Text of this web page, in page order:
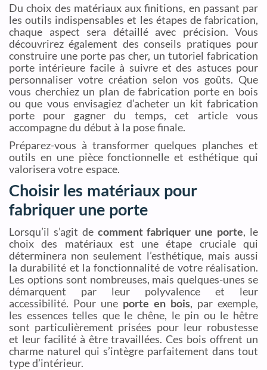
Du choix des matériaux aux finitions, en passant par
les outils indispensables et les étapes de fabrication,
chaque aspect sera détaillé avec précision. Vous
découvrirez également des conseils pratiques pour
construire une porte pas cher, un tutoriel fabrication
porte intérieure facile à suivre et des astuces pour
personnaliser votre création selon vos goûts. Que
vous cherchiez un plan de fabrication porte en bois
ou que vous envisagiez d’acheter un kit fabrication
porte pour gagner du temps, cet article vous
accompagne du début à la pose finale.
Préparez-vous à transformer quelques planches et
outils en une pièce fonctionnelle et esthétique qui
valorisera votre espace.
Choisir les matériaux pour
fabriquer une porte
Lorsqu’il s’agit de comment fabriquer une porte, le
choix des matériaux est une étape cruciale qui
déterminera non seulement l’esthétique, mais aussi
la durabilité et la fonctionnalité de votre réalisation.
Les options sont nombreuses, mais quelques-unes se
démarquent par leur polyvalence et leur
accessibilité. Pour une porte en bois, par exemple,
les essences telles que le chêne, le pin ou le hêtre
sont particulièrement prisées pour leur robustesse
et leur facilité à être travaillées. Ces bois offrent un
charme naturel qui s’intègre parfaitement dans tout
type d’intérieur.